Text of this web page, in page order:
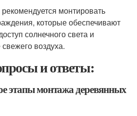
монтировать
которые обеспечивают
солнечного света и
воздуха.
и ответы:
этапы монтажа деревянных